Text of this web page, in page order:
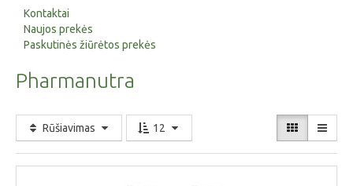
Kontaktai
Naujos prekės
Paskutinės žiūrėtos prekės
Pharmanutra
Rūšiavimas 12